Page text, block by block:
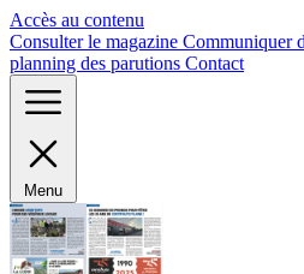
Accès au contenu
Consulter le magazine Communiquer
planning des parutions Contact
Menu
Panneau de gestion des cookies